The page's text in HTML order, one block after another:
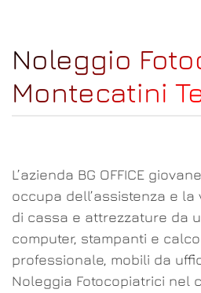
Noleggio
Montecatini
L’azienda BG OFFICE
occupa dell’assistenza e
di cassa e attrezzature da
computer, stampanti e
professionale, mobili da
Noleggia Fotocopiatrici nel